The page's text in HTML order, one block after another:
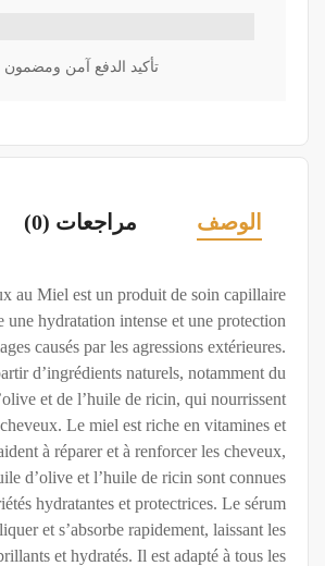
تأكيد الدفع آمن ومضمون
الوصف مراجعات (0)
au Miel est un produit de soin capillaire
hydratation intense et une protection
causés par les agressions extérieures.
d’ingrédients naturels, notamment du
et de l’huile de ricin, qui nourrissent
Le miel est riche en vitamines et
à réparer et à renforcer les cheveux,
d’olive et l’huile de ricin sont connues
hydratantes et protectrices. Le sérum
et s’absorbe rapidement, laissant les
et hydratés. Il est adapté à tous les